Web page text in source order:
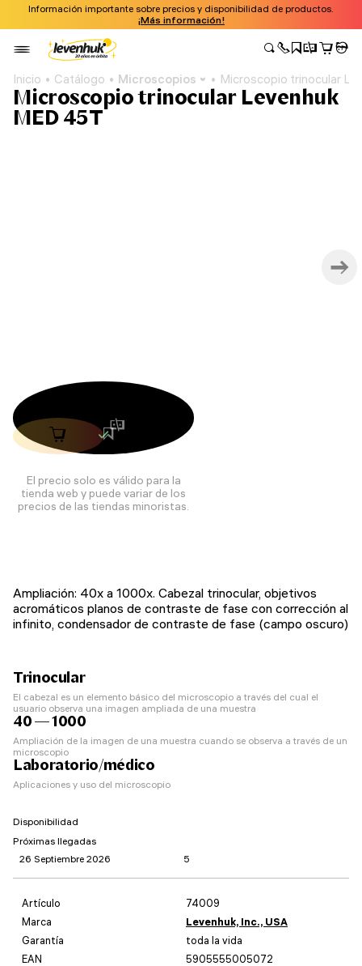
Información importante sobre precios y disponibilidad de productos.
¡Más información!
Inicio Catálogo Microscopios Microscopio trinocular
Microscopio trinocular Levenhuk
MED 45T
El precio solo es válido para la
tienda web y puede variar de los
precios de las tiendas minoristas.
Ampliación: 40x a 1000x. Cabezal trinocular, objetivos
acromáticos planos de contraste de fase con corrección al
infinito, condensador de contraste de fase (campo oscuro)
Trinocular
El cabezal es un elemento básico del microscopio a través del cual el
usuario observa una imagen ampliada de una muestra
40 — 1000
Ampliación de la imagen de una muestra cuando se observa a través de un
microscopio
Laboratorio/médico
Aplicaciones y uso del microscopio
Disponibilidad
Próximas llegadas
26 Septiembre 2026
5
Artículo
74009
Marca
Levenhuk, Inc., USA
Garantía
toda la vida
EAN
5905555005072